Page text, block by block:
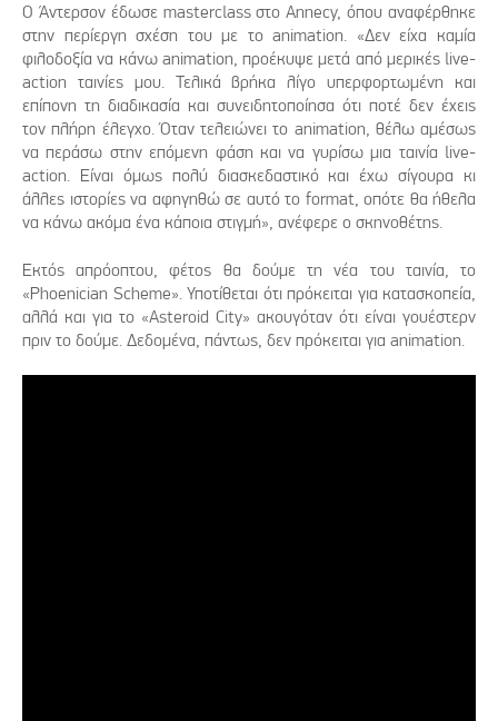
Ο Άντερσον έδωσε masterclass στο Annecy, όπου αναφέρθηκε
στην περίεργη σχέση του με το animation. «Δεν είχα καμία
φιλοδοξία να κάνω animation, προέκυψε μετά από μερικές live-
action ταινίες μου. Τελικά βρήκα λίγο υπερφορτωμένη και
επίπονη τη διαδικασία και συνειδητοποίησα ότι ποτέ δεν έχεις
τον πλήρη έλεγχο. Όταν τελειώνει το animation, θέλω αμέσως
να περάσω στην επόμενη φάση και να γυρίσω μια ταινία live-
action. Είναι όμως πολύ διασκεδαστικό και έχω σίγουρα κι
άλλες ιστορίες να αφηγηθώ σε αυτό το format, οπότε θα ήθελα
να κάνω ακόμα ένα κάποια στιγμή», ανέφερε ο σκηνοθέτης.
Εκτός απρόοπτου, φέτος θα δούμε τη νέα του ταινία, το
«Phoenician Scheme». Υποτίθεται ότι πρόκειται για κατασκοπεία,
αλλά και για το «Asteroid City» ακουγόταν ότι είναι γουέστερν
πριν το δούμε. Δεδομένα, πάντως, δεν πρόκειται για animation.